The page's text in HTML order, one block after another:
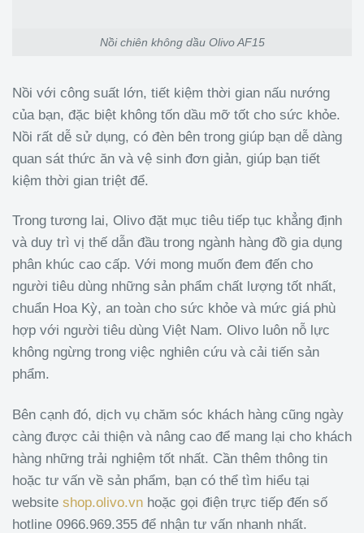
Nồi chiên không dầu Olivo AF15
Nồi với công suất lớn, tiết kiệm thời gian nấu nướng
của bạn, đặc biệt không tốn dầu mỡ tốt cho sức khỏe.
Nồi rất dễ sử dụng, có đèn bên trong giúp bạn dễ dàng
quan sát thức ăn và vệ sinh đơn giản, giúp bạn tiết
kiệm thời gian triệt để.
Trong tương lai, Olivo đặt mục tiêu tiếp tục khẳng định
và duy trì vị thế dẫn đầu trong ngành hàng đồ gia dụng
phân khúc cao cấp. Với mong muốn đem đến cho
người tiêu dùng những sản phẩm chất lượng tốt nhất,
chuẩn Hoa Kỳ, an toàn cho sức khỏe và mức giá phù
hợp với người tiêu dùng Việt Nam. Olivo luôn nỗ lực
không ngừng trong việc nghiên cứu và cải tiến sản
phẩm.
Bên cạnh đó, dịch vụ chăm sóc khách hàng cũng ngày
càng được cải thiện và nâng cao để mang lại cho khách
hàng những trải nghiệm tốt nhất. Cần thêm thông tin
hoặc tư vấn về sản phẩm, bạn có thể tìm hiểu tại
website shop.olivo.vn hoặc gọi điện trực tiếp đến số
hotline 0966.969.355 để nhận tư vấn nhanh nhất.